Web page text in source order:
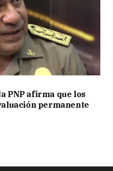
PNP afirma que los
permanente